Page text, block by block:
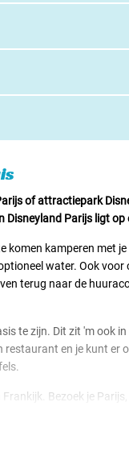
of attractiepark
Disneyland Parijs ligt
komen kamperen met
water. Ook
terug naar de
te zijn. Dit zit 'm ook
restaurant en je kunt
Bezoek je
Sur-Marne